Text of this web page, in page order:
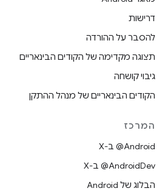
דרישות
להסבר על ההורדה
תצוגה מקדימה של הקודים הבינאריים
גיבוי קושחה
הקודים הבינאריים של מנהל ההתקן
המרכז
‫‎@Android ב-X
‫‎@AndroidDev ב-X
הבלוג של Android